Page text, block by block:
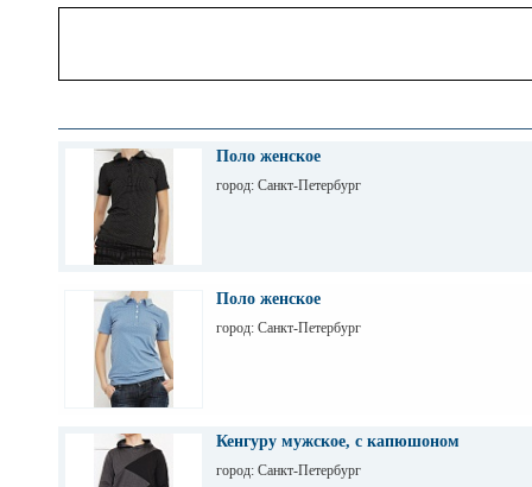
Поло женское
город: Санкт-Петербург
Поло женское
город: Санкт-Петербург
Кенгуру мужское, с капюшоном
город: Санкт-Петербург